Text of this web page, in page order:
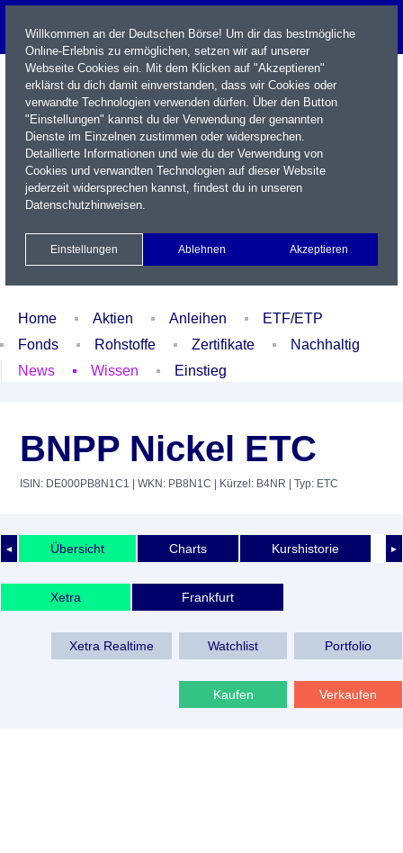
Name / WKN / ISIN / Kürzel
Xetra Realtime
Watchlist Portfolio Login
Home Aktien Anleihen
ETF/ETP
Fonds
Rohstoffe Zertifikate
Nachhaltig
News
Wissen Einstieg
BNPP Nickel ETC
ISIN: DE000PB8N1C1 | WKN: PB8N1C | Kürzel: B4NR | Typ: ETC
◄ ►
Übersicht Charts Kurshistorie
Xetra Frankfurt
Xetra Realtime Watchlist Portfolio
Kaufen Verkaufen
Willkommen an der Deutschen Börse! Um dir das bestmögliche
Online-Erlebnis zu ermöglichen, setzen wir auf unserer
Webseite Cookies ein. Mit dem Klicken auf "Akzeptieren"
erklärst du dich damit einverstanden, dass wir Cookies oder
verwandte Technologien verwenden dürfen. Über den Button
"Einstellungen" kannst du der Verwendung der genannten
Dienste im Einzelnen zustimmen oder widersprechen.
Detaillierte Informationen und wie du der Verwendung von
Cookies und verwandten Technologien auf dieser Website
jederzeit widersprechen kannst, findest du in unseren
Datenschutzhinweisen.
Einstellungen Ablehnen Akzeptieren